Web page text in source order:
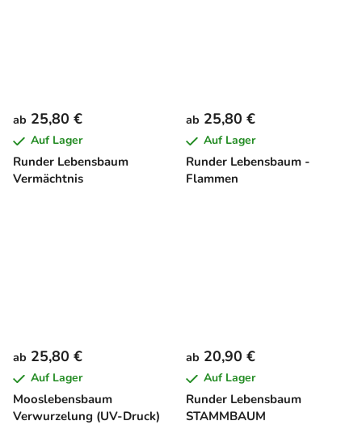
Runder Lebensbaum
Vermächtnis
ab 25,80 €
Auf Lager
Runder Lebensbaum -
Flammen
ab 25,80 €
Auf Lager
Mooslebensbaum
Verwurzelung (UV-Druck)
ab 25,80 €
Auf Lager
Runder Lebensbaum
STAMMBAUM
ab 20,90 €
Auf Lager